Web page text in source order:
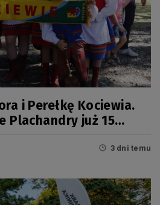
i Perełkę Kociewia.
Plachandry już 15
3 dni temu